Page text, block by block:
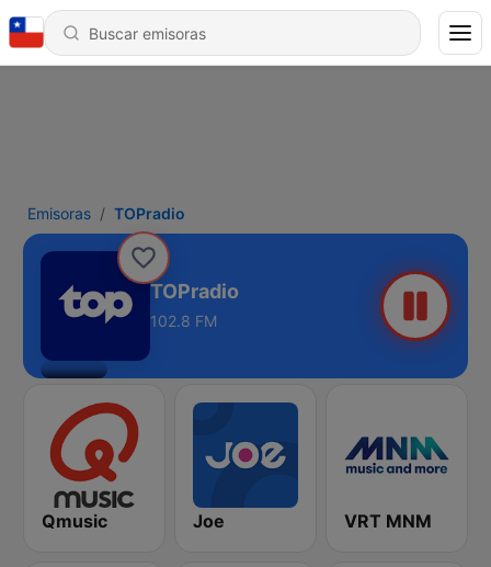
Emisoras TOPradio
TOPradio
102.8 FM
Qmusic Joe VRT MNM